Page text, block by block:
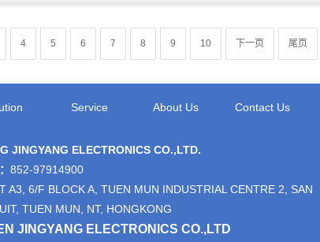
4 5 6 7 8 9 10 下一页 尾页
Service About Us Contact Us
JINGYANG ELECTRONICS CO.,LTD.
852-97914900
A3, 6/F BLOCK A, TUEN MUN INDUSTRIAL CENTRE 2, SAN
TUEN MUN, NT, HONGKONG
JINGYANG ELECTRONICS CO.,LTD